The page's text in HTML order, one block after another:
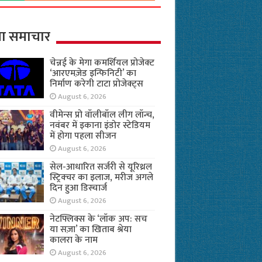
समाचार
चेन्नई के मेगा कमर्शियल प्रोजेक्ट
‘आरएमज़ेड इन्फिनिटी’ का
निर्माण करेगी टाटा प्रोजेक्ट्स
August 6, 2026
वीमेन्स प्रो वॉलीबॉल लीग लॉन्च,
नवंबर में इकाना इंडोर स्टेडियम
में होगा पहला सीजन
August 6, 2026
सेल-आधारित सर्जरी से यूरिथ्रल
स्ट्रिक्चर का इलाज, मरीज अगले
दिन हुआ डिस्चार्ज
August 6, 2026
नेटफ्लिक्स के ‘लॉक अप: सच
या सज़ा’ का खिताब श्रेया
कालरा के नाम
August 6, 2026